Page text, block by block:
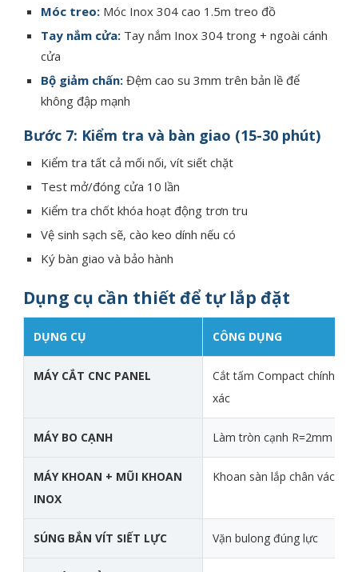
Móc treo: Móc Inox 304 cao 1.5m treo đồ
Tay nắm cửa: Tay nắm Inox 304 trong + ngoài cánh
cửa
Bộ giảm chấn: Đệm cao su 3mm trên bản lề để
không đập mạnh
Bước 7: Kiểm tra và bàn giao (15-30 phút)
Kiểm tra tất cả mối nối, vít siết chặt
Test mở/đóng cửa 10 lần
Kiểm tra chốt khóa hoạt động trơn tru
Vệ sinh sạch sẽ, cào keo dính nếu có
Ký bàn giao và bảo hành
Dụng cụ cần thiết để tự lắp đặt
DỤNG CỤ CÔNG DỤNG
MÁY CẮT CNC PANEL
Cắt tấm Compact chính
xác
MÁY BO CẠNH Làm tròn cạnh R=2mm
MÁY KHOAN + MŨI KHOAN
INOX
Khoan sàn lắp chân vách
SÚNG BẮN VÍT SIẾT LỰC Vặn bulong đúng lực